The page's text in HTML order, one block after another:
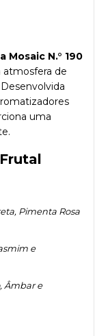
Mosaic N.° 190
atmosfera de
uma
Pimenta Rosa
e
Âmbar e